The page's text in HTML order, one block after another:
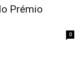
Prémio
0